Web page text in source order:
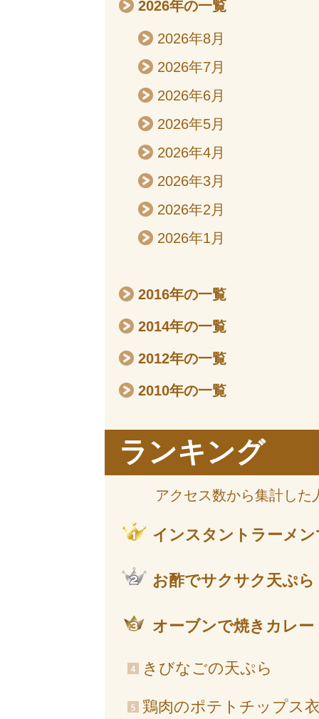
2026年の一覧
2026年8月
2026年7月
2026年6月
2026年5月
2026年4月
2026年3月
2026年2月
2026年1月
2016年の一覧
2014年の一覧
2012年の一覧
2010年の一覧
ランキング
アクセス数から集計した
インスタントラーメ
お酢でサクサク天ぷら
オーブンで焼きカレー
きびなごの天ぷら
鶏肉のポテトチップス